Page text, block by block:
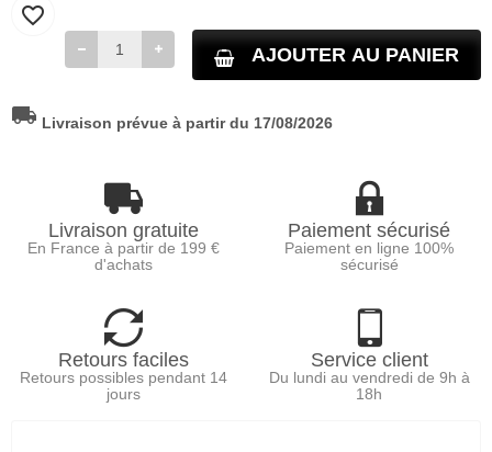
AJOUTER AU PANIER
favorite_border
local_shipping Livraison prévue à partir du 17/08/2026
Livraison gratuite
En France à partir de 199 €
d'achats
Paiement sécurisé
Paiement en ligne 100%
sécurisé
Retours faciles
Retours possibles pendant 14
jours
Service client
Du lundi au vendredi de 9h à
18h